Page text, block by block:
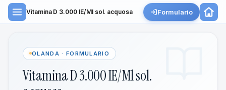
Vitamina D 3.000 IE/Ml sol. acquosa Formulario
OLANDA · FORMULARIO
Vitamina D 3.000 IE/Ml sol.